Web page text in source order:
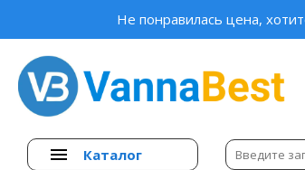
Не понравилась цена,
Каталог